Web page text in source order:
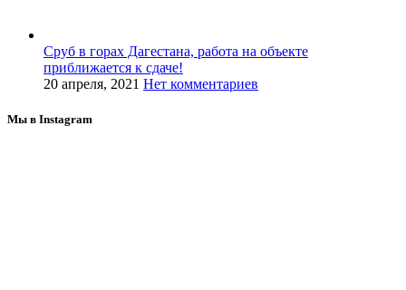
Сруб в горах Дагестана, работа на объекте
приближается к сдаче!
20 апреля, 2021 Нет комментариев
Мы в Instagram